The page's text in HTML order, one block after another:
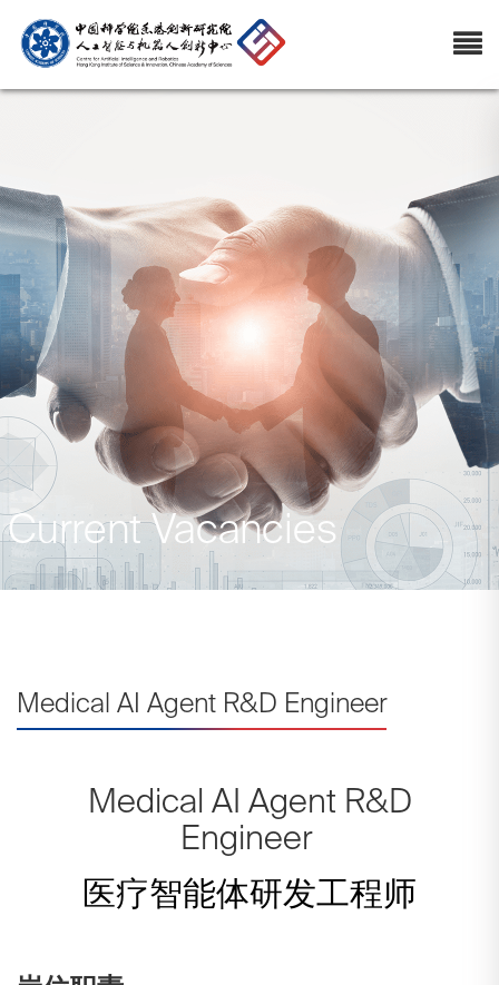
Current Vacancies
Medical AI Agent R&D Engineer
Medical AI Agent R&D
Engineer
医疗智能体研发工程师